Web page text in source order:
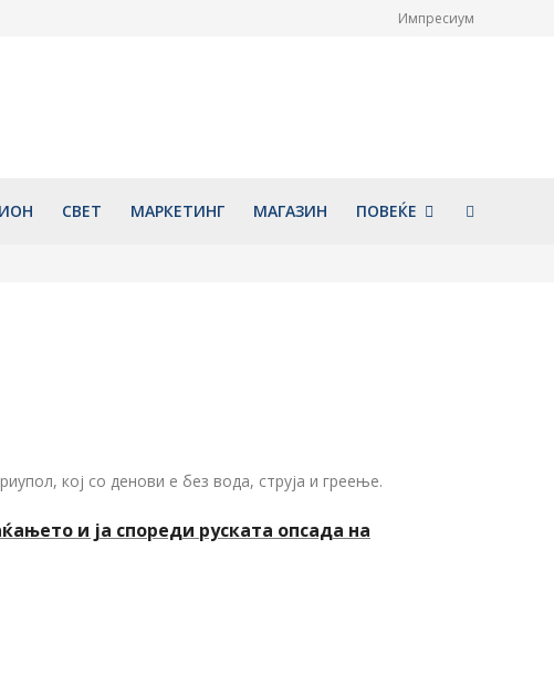
Импресиум
СВЕТ МАРКЕТИНГ МАГАЗИН ПОВЕЌЕ
кој со денови е без вода, струја и греење.
и ја спореди руската опсада на